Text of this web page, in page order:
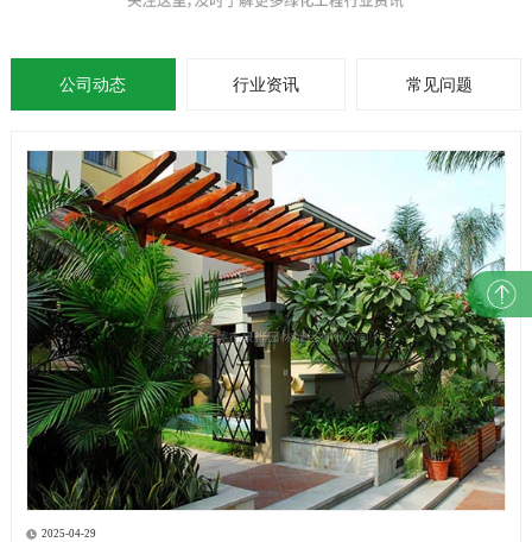
公司动态 行业资讯 常见问题
2025-04-29